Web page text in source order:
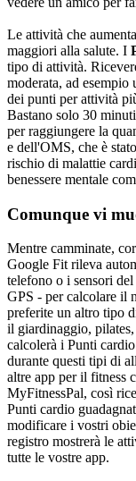
Le attività che
maggiori alla salute. I
tipo di attività.
moderata, ad
dei punti per attività
Bastano solo 30
per raggiungere la
e dell'OMS, che è
rischio di malattie
benessere mentale
Comunque vi
Mentre camminate,
Google Fit rileva
telefono o i sensori
GPS - per calcolare il
preferite un altro tipo
il giardinaggio,
calcolerà i Punti
durante questi tipi di
altre app per il fitness
MyFitnessPal, così
Punti cardio
modificare i vostri
registro mostrerà le
tutte le vostre app.